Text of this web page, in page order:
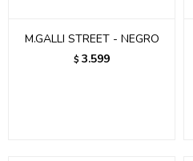
M.GALLI STREET - NEGRO
$ 3.599